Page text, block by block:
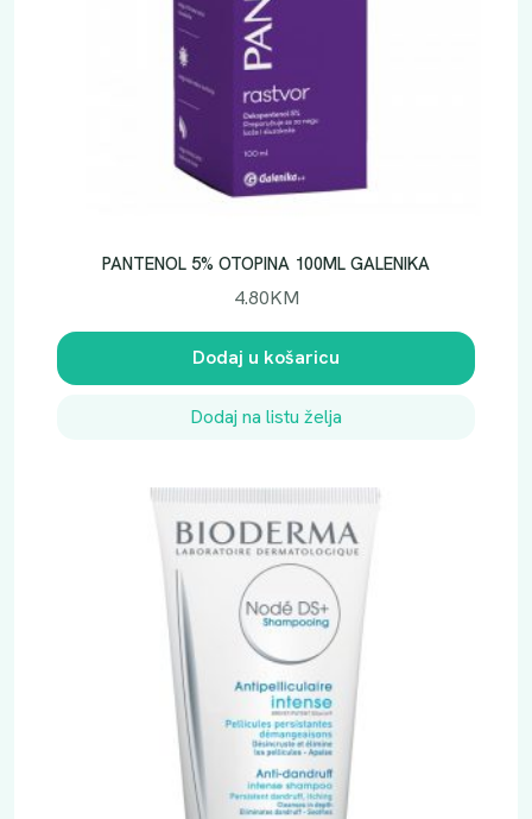
PANTENOL 5% OTOPINA 100ML GALENIKA
4.80KM
Dodaj u košaricu
Dodaj na listu želja